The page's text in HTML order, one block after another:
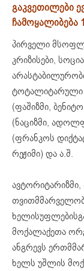
გაკვეთილები
ჩამოყალიბება
პირველი
კრიზისები,
ტოტალიტარული
(ფაშიზმი,
(ნაციზმი,
(ფრანკოს
რეჟიმი) და ა.შ.
მოქალაქეთა
ანგრევს
ხელს უშლის